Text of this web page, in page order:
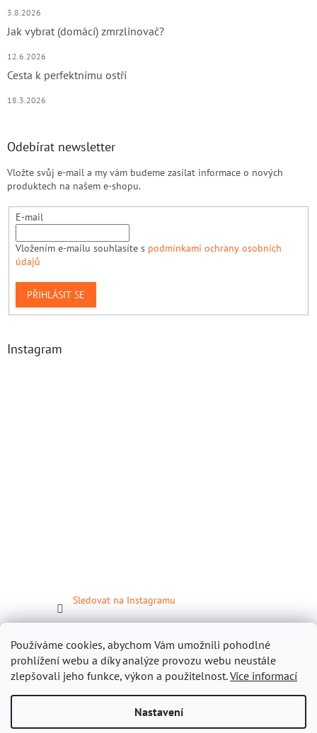
Používáme cookies, abychom Vám umožnili pohodlné
prohlížení webu a díky analýze provozu webu neustále
zlepšovali jeho funkce, výkon a použitelnost.Více informací
Nastavení
3.8.2026
Jak vybrat (domácí) zmrzlinovač?
12.6.2026
Cesta k perfektnímu ostří
18.3.2026
Odebírat newsletter
Vložte svůj e-mail a my vám budeme zasílat informace o nových
produktech na našem e-shopu.
E-mail
Vložením e-mailu souhlasíte s podmínkami ochrany osobních
údajů
PŘIHLÁSIT SE
Instagram
Sledovat na Instagramu
Facebook
Vytvořil Shoptet